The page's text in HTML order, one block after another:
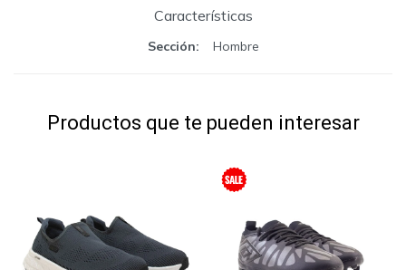
Características
Sección Hombre
Productos que te pueden interesar